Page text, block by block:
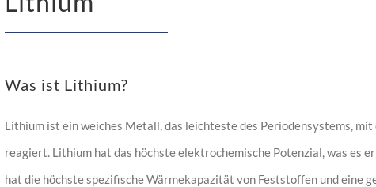
Was ist Lithium?
Lithium ist ein weiches Metall, das leichteste des Periodensystems,
reagiert. Lithium hat das höchste elektrochemische Potenzial, was es
hat die höchste spezifische Wärmekapazität von Feststoffen und eine